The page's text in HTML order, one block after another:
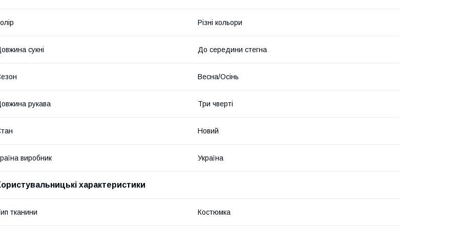
Різні кольори
сукні До середини стегна
Весна/Осінь
рукава Три чверті
Новий
виробник Україна
характеристики
тканини Костюмка